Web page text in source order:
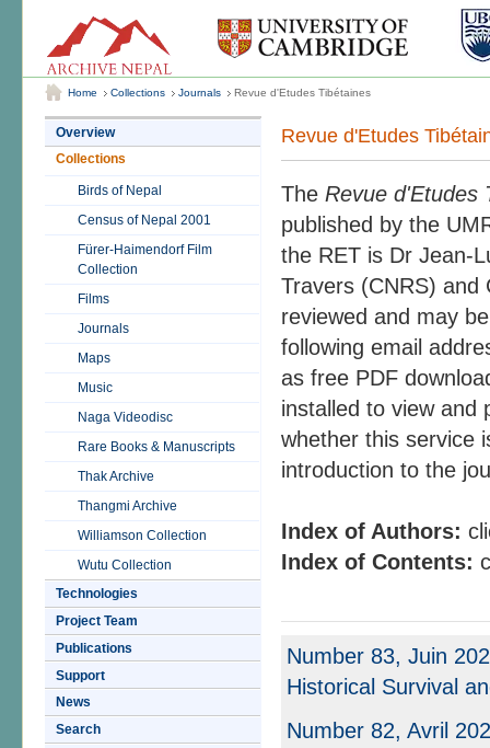
Home Collections Journals Revue d'Etudes Tibétaines
Overview
Collections
Birds of Nepal
Census of Nepal 2001
Fürer-Haimendorf Film
Collection
Films
Journals
Maps
Music
Naga Videodisc
Rare Books & Manuscripts
Thak Archive
Thangmi Archive
Williamson Collection
Wutu Collection
Technologies
Project Team
Publications
Support
News
Search
Revue d'Etudes
The Revue d'Etudes
published by the
the RET is Dr Jean-
Travers (CNRS) and
reviewed and may
following email
as free PDF
installed to view
whether this service
introduction to the
Index of Authors:
Index of Contents:
Number 83, Juin
Historical Survival
Number 82, Avril